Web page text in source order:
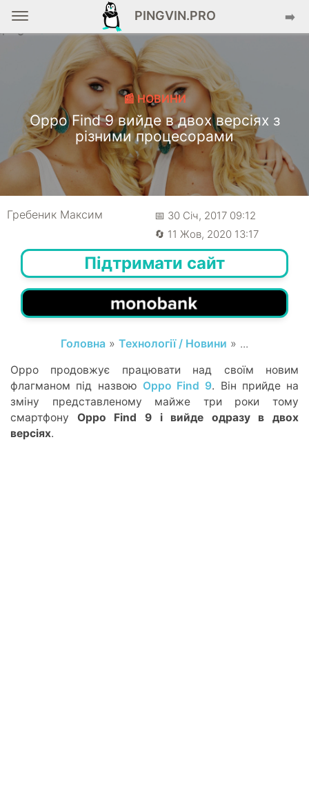
PINGVIN.PRO ➡️
📰 НОВИНИ
Oppo Find 9 вийде в двох версіях з
різними процесорами
Гребеник Максим
📅 30 Січ, 2017 09:12
🔄 11 Жов, 2020 13:17
Підтримати сайт
Головна » Технології / Новини » ...
Oppo продовжує працювати над своїм новим
флагманом під назвою Oppo Find 9. Він прийде на
зміну представленому майже три роки тому
смартфону Oppo Find 9 і вийде одразу в двох
версіях.